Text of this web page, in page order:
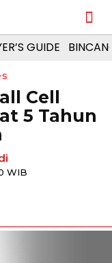
GUIDE
Cell
5 Tahun
WIB